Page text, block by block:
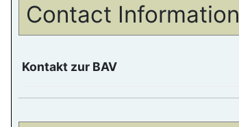
Contact Information
Kontakt zur BAV